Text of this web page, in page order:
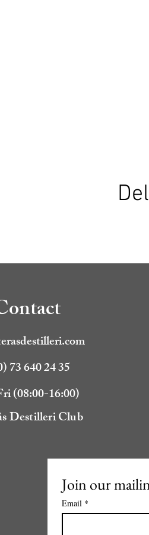
73 640 24 35
(08:00-16:00)
Destilleri Club
Join our
Email *